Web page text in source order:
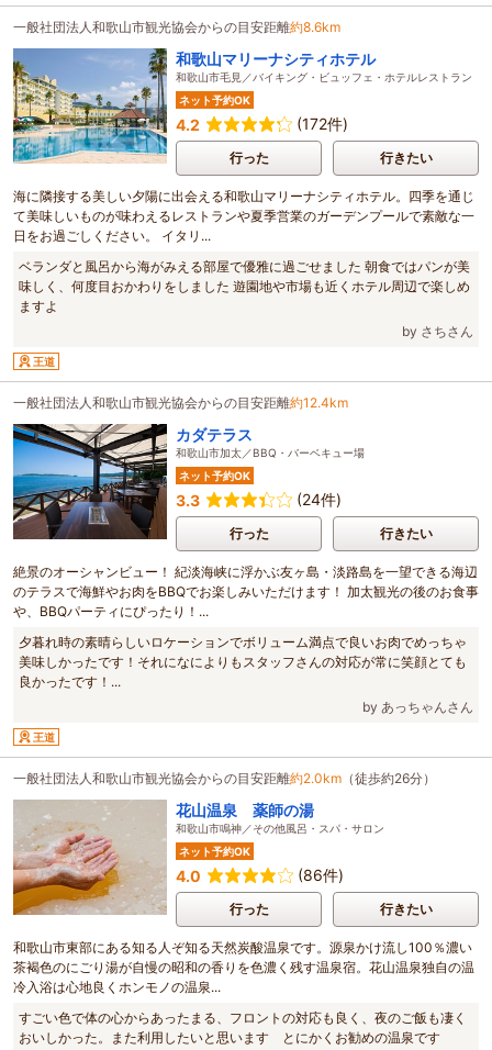
一般社団法人和歌山市観光協会からの目安距離約8.6km
和歌山マリーナシティホテル
和歌山市毛見／バイキング・ビュッフェ・ホテルレストラン
ネット予約OK
4.2 (172件)
行った 行きたい
海に隣接する美しい夕陽に出会える和歌山マリーナシティホテル。四季を通じ
て美味しいものが味わえるレストランや夏季営業のガーデンプールで素敵な一
日をお過ごしください。 イタリ...
ベランダと風呂から海がみえる部屋で優雅に過ごせました 朝食ではパンが美
味しく、何度目おかわりをしました 遊園地や市場も近くホテル周辺で楽しめ
ますよ
by さちさん
王道
一般社団法人和歌山市観光協会からの目安距離約12.4km
カダテラス
和歌山市加太／BBQ・バーベキュー場
ネット予約OK
3.3 (24件)
行った 行きたい
絶景のオーシャンビュー！ 紀淡海峡に浮かぶ友ヶ島・淡路島を一望できる海辺
のテラスで海鮮やお肉をBBQでお楽しみいただけます！ 加太観光の後のお食事
や、BBQパーティにぴったり！...
夕暮れ時の素晴らしいロケーションでボリューム満点で良いお肉でめっちゃ
美味しかったです！それになによりもスタッフさんの対応が常に笑顔とても
良かったです！...
by あっちゃんさん
王道
一般社団法人和歌山市観光協会からの目安距離約2.0km （徒歩約26分）
花山温泉 薬師の湯
和歌山市鳴神／その他風呂・スパ・サロン
ネット予約OK
4.0 (86件)
行った 行きたい
和歌山市東部にある知る人ぞ知る天然炭酸温泉です。源泉かけ流し100％濃い
茶褐色のにごり湯が自慢の昭和の香りを色濃く残す温泉宿。花山温泉独自の温
冷入浴は心地良くホンモノの温泉...
すごい色で体の心からあったまる、フロントの対応も良く、夜のご飯も凄く
おいしかった。また利用したいと思います とにかくお勧めの温泉です